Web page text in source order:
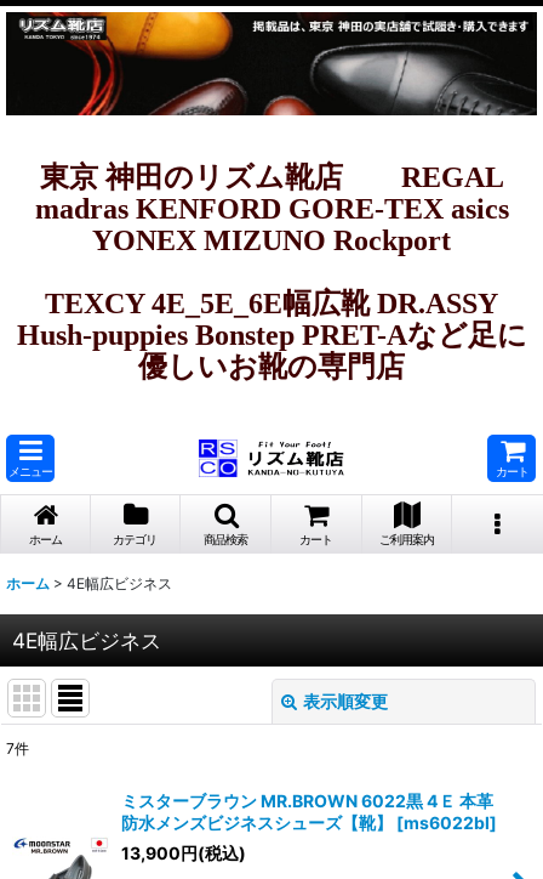
東京 神田のリズム靴店 REGAL
madras KENFORD GORE-TEX asics
YONEX MIZUNO Rockport
TEXCY 4E_5E_6E幅広靴 DR.ASSY
Hush-puppies Bonstep PRET-Aなど足に
優しいお靴の専門店
メニュー カート
ホーム カテゴリ 商品検索 カート ご利用案内
ホーム > 4E幅広ビジネス
4E幅広ビジネス
表示順変更
並び順
7件
ミスターブラウン MR.BROWN 6022黒 4Ｅ 本革
防水メンズビジネスシューズ【靴】
[ms6022bl]
13,900円(税込)